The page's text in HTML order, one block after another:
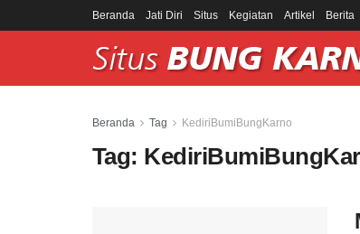
Beranda Jati Diri Situs Kegiatan Artikel Berita
Beranda Tag KediriBumiBungKarno
Tag: